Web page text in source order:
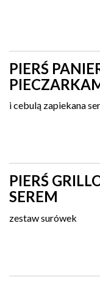
PIERŚ
i cebulą zapiekana
PIERŚ
SEREM
zestaw surówek